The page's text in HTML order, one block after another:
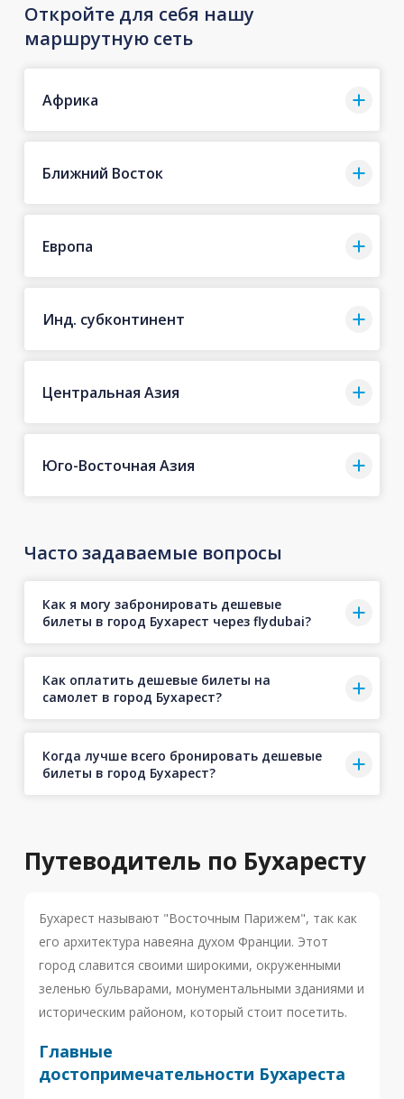
Откройте для себя нашу
маршрутную сеть
Африка
Ближний Восток
Европа
Инд. субконтинент
Центральная Азия
Юго-Восточная Азия
Часто задаваемые вопросы
Как я могу забронировать дешевые
билеты в город Бухарест через flydubai?
Как оплатить дешевые билеты на
самолет в город Бухарест?
Когда лучше всего бронировать дешевые
билеты в город Бухарест?
Путеводитель по Бухаресту
Бухарест называют "Восточным Парижем", так как
его архитектура навеяна духом Франции. Этот
город славится своими широкими, окруженными
зеленью бульварами, монументальными зданиями и
историческим районом, который стоит посетить.
Главные
достопримечательности Бухареста